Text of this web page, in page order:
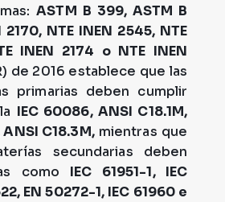
ASTM B 399, ASTM B
2170, NTE INEN 2545, NTE
INEN 2174 o NTE INEN
de 2016 establece que las
primarias deben cumplir
IEC 60086, ANSI C18.1M,
C18.3M,mientras que
secundarias deben
como IEC 61951-1, IEC
EN 50272-1, IEC 61960 e